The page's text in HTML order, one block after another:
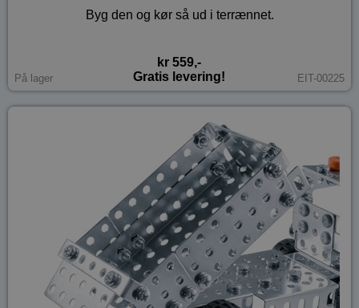
Byg den og kør så ud i terrænnet.
På lager
kr 559,-
Gratis levering!
EIT-00225